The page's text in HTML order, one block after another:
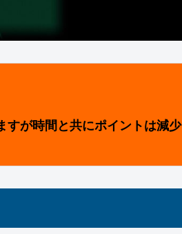
が時間と共にポイントは減少